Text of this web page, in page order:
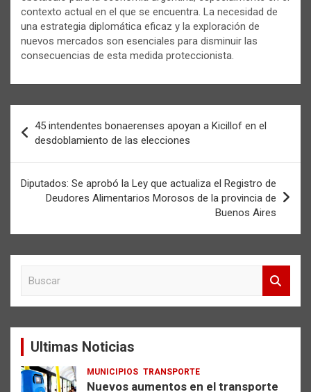
contexto actual en el que se encuentra. La necesidad de
una estrategia diplomática eficaz y la exploración de
nuevos mercados son esenciales para disminuir las
consecuencias de esta medida proteccionista.
de
entradas
45 intendentes bonaerenses apoyan a Kicillof en el
desdoblamiento de las elecciones
Diputados: Se aprobó la Ley que actualiza el Registro de
Deudores Alimentarios Morosos de la provincia de
Buenos Aires
a
Ultimas Noticias
MUNICIPIOS TRANSPORTE
Nuevos aumentos en el transporte